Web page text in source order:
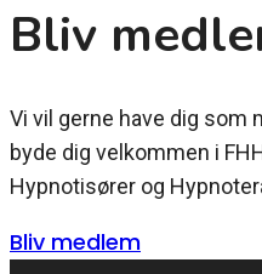
Bliv
Vi vil gerne have dig som
byde dig velkommen i
Hypnotisører og
Bliv medlem